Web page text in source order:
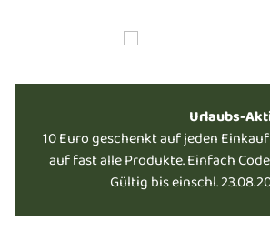
Urlaubs-
10 Euro geschenkt auf jeden
auf fast alle Produkte. Einfach
Gültig bis einschl.